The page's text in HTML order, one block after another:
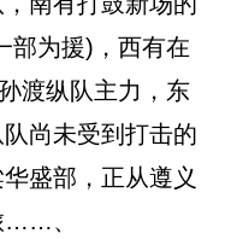
部为援)，西有在
渡纵队主力，东
尚未受到打击的
盛部，正从遵义
……、